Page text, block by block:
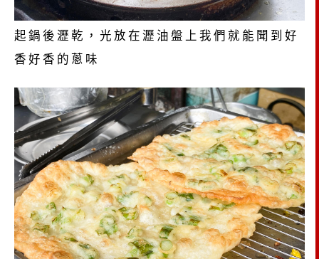
起鍋後瀝乾，光放在瀝油盤上我們就能聞到好
香好香的蔥味